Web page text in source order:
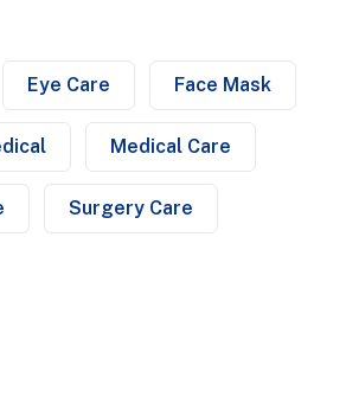
Eye Care Face Mask
Medical Care
Surgery Care